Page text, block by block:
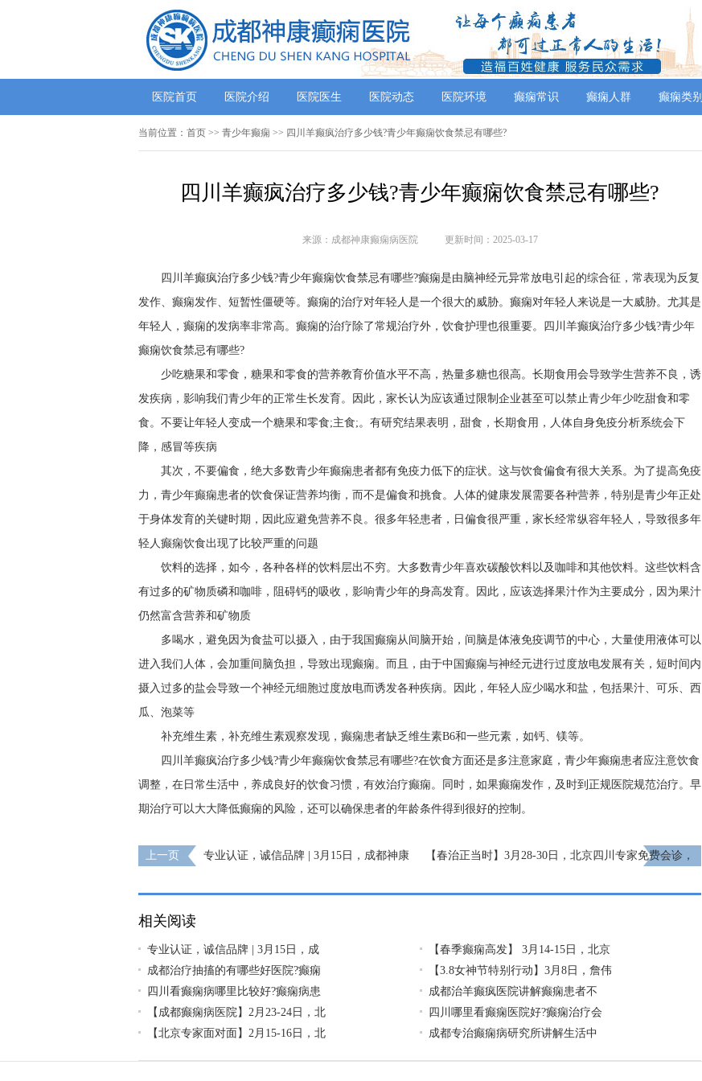
医院首页 医院介绍 医院医生 医院动态 医院环境 癫痫常识 癫痫人群 癫痫类别
当前位置： 首页 >> 青少年癫痫 >> 四川羊癫疯治疗多少钱?青少年癫痫饮食禁忌有哪些?
四川羊癫疯治疗多少钱?青少年癫痫饮食禁忌有哪些?
来源：成都神康癫痫病医院 更新时间：2025-03-17
四川羊癫疯治疗多少钱?青少年癫痫饮食禁忌有哪些?癫痫是由脑神经元异常放电引起的综合征，常表现为反复
发作、癫痫发作、短暂性僵硬等。癫痫的治疗对年轻人是一个很大的威胁。癫痫对年轻人来说是一大威胁。尤其是
年轻人，癫痫的发病率非常高。癫痫的治疗除了常规治疗外，饮食护理也很重要。四川羊癫疯治疗多少钱?青少年
癫痫饮食禁忌有哪些?
少吃糖果和零食，糖果和零食的营养教育价值水平不高，热量多糖也很高。长期食用会导致学生营养不良，诱
发疾病，影响我们青少年的正常生长发育。因此，家长认为应该通过限制企业甚至可以禁止青少年少吃甜食和零
食。不要让年轻人变成一个糖果和零食;主食;。有研究结果表明，甜食，长期食用，人体自身免疫分析系统会下
降，感冒等疾病
其次，不要偏食，绝大多数青少年癫痫患者都有免疫力低下的症状。这与饮食偏食有很大关系。为了提高免疫
力，青少年癫痫患者的饮食保证营养均衡，而不是偏食和挑食。人体的健康发展需要各种营养，特别是青少年正处
于身体发育的关键时期，因此应避免营养不良。很多年轻患者，日偏食很严重，家长经常纵容年轻人，导致很多年
轻人癫痫饮食出现了比较严重的问题
饮料的选择，如今，各种各样的饮料层出不穷。大多数青少年喜欢碳酸饮料以及咖啡和其他饮料。这些饮料含
有过多的矿物质磷和咖啡，阻碍钙的吸收，影响青少年的身高发育。因此，应该选择果汁作为主要成分，因为果汁
仍然富含营养和矿物质
多喝水，避免因为食盐可以摄入，由于我国癫痫从间脑开始，间脑是体液免疫调节的中心，大量使用液体可以
进入我们人体，会加重间脑负担，导致出现癫痫。而且，由于中国癫痫与神经元进行过度放电发展有关，短时间内
摄入过多的盐会导致一个神经元细胞过度放电而诱发各种疾病。因此，年轻人应少喝水和盐，包括果汁、可乐、西
瓜、泡菜等
补充维生素，补充维生素观察发现，癫痫患者缺乏维生素B6和一些元素，如钙、镁等。
四川羊癫疯治疗多少钱?青少年癫痫饮食禁忌有哪些?在饮食方面还是多注意家庭，青少年癫痫患者应注意饮食
调整，在日常生活中，养成良好的饮食习惯，有效治疗癫痫。同时，如果癫痫发作，及时到正规医院规范治疗。早
期治疗可以大大降低癫痫的风险，还可以确保患者的年龄条件得到很好的控制。
上一页
专业认证，诚信品牌 | 3月15日，成都神康
【春治正当时】‌3月28-30日，北京四川专家免费会诊，
相关阅读
专业认证，诚信品牌 | 3月15日，成
【春季癫痫高发】 3月14-15日，北京
成都治疗抽搐的有哪些好医院?癫痫
【3.8女神节特别行动】3月8日，詹伟
四川看癫痫病哪里比较好?癫痫病患
成都治羊癫疯医院讲解癫痫患者不
【成都癫痫病医院】2月23-24日，北
四川哪里看癫痫医院好?癫痫治疗会
【北京专家面对面】2月15-16日，北
成都专治癫痫病研究所讲解生活中